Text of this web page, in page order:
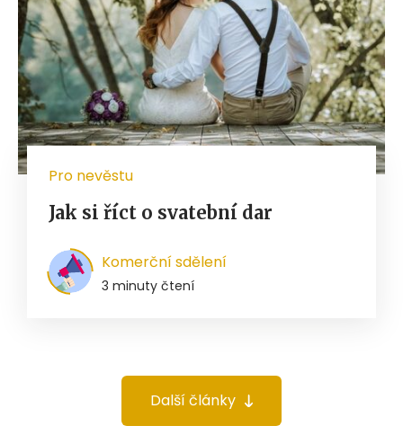
Pro nevěstu
Jak si říct o svatební dar
Komerční sdělení
3 minuty čtení
Další články